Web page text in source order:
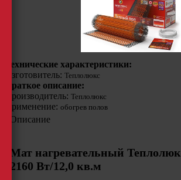
Технические характеристики:
Изготовитель: Теплолюкс
Краткое описание:
Производитель: Теплолюкс
Применение: обогрев полов
Описание
Мат нагревательный
2160 Вт/12,0 кв.м